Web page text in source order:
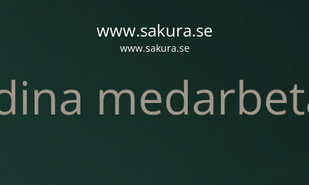
www.sakura.se
www.sakura.se